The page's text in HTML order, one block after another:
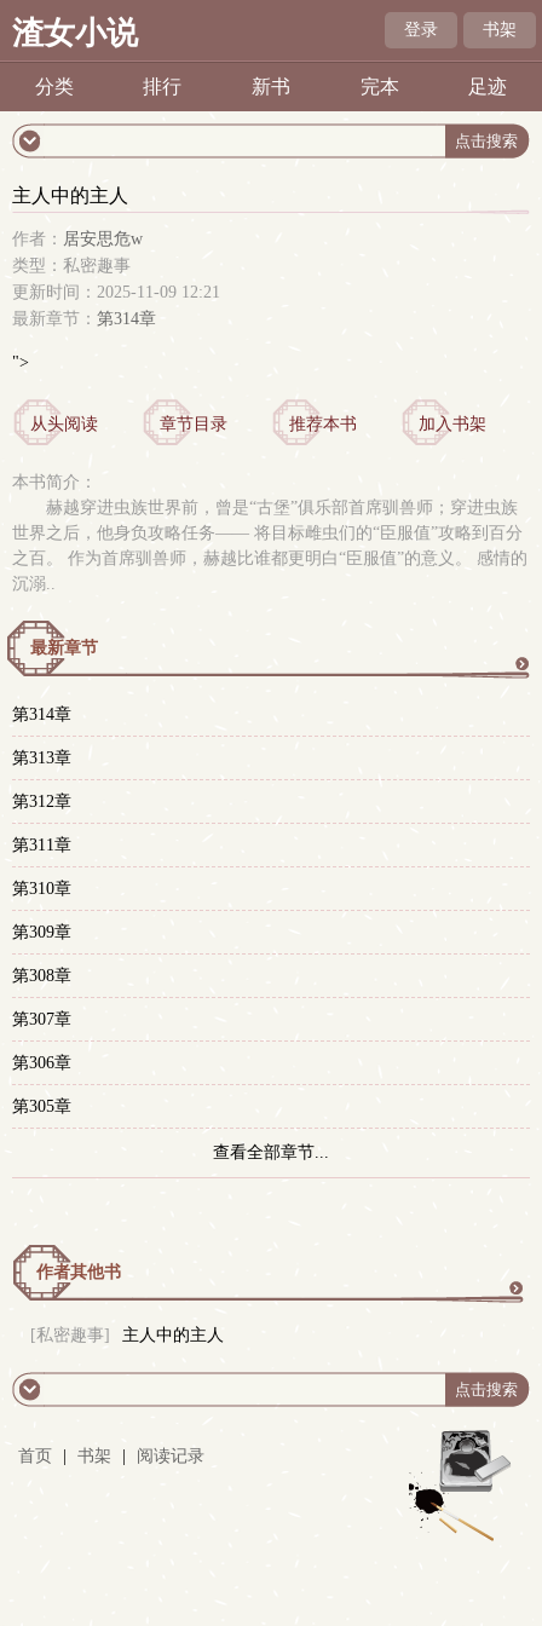
渣女小说 登录 书架
分类 排行 新书 完本 足迹
主人中的主人
作者： 居安思危w
类型：私密趣事
更新时间：2025-11-09 12:21
最新章节： 第314章
">
从头阅读 章节目录 推荐本书 加入书架
本书简介：
赫越穿进虫族世界前，曾是“古堡”俱乐部首席驯兽师；穿进虫族
世界之后，他身负攻略任务—— 将目标雌虫们的“臣服值”攻略到百分
之百。 作为首席驯兽师，赫越比谁都更明白“臣服值”的意义。 感情的
沉溺..
最新章节
第314章
第313章
第312章
第311章
第310章
第309章
第308章
第307章
第306章
第305章
查看全部章节...
作者其他书
多
[私密趣事] 主人中的主人
首页 书架 阅读记录